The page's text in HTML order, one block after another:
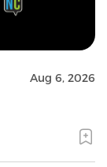
Aug 6, 2026